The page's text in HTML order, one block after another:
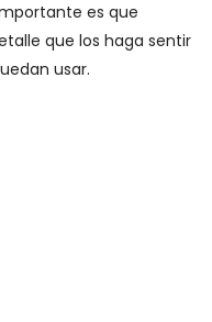
es que
que los haga sentir
usar.